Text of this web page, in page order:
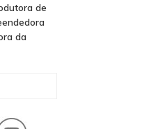
de
da